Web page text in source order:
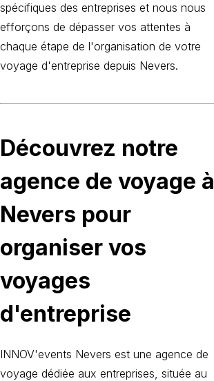
spécifiques des entreprises et nous nous
efforçons de dépasser vos attentes à
chaque étape de l'organisation de votre
voyage d'entreprise depuis Nevers.
Découvrez notre
agence de voyage à
Nevers pour
organiser vos
voyages
d'entreprise
INNOV'events Nevers est une agence de
voyage dédiée aux entreprises, située au